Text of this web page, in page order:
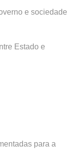
e sociedade
Estado e
para a